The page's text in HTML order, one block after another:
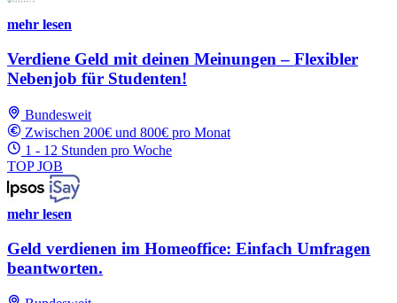
mehr lesen
Verdiene Geld mit deinen Meinungen – Flexibler
Nebenjob für Studenten!
Bundesweit
Zwischen 200€ und 800€ pro Monat
1 - 12 Stunden pro Woche
TOP JOB
mehr lesen
Geld verdienen im Homeoffice: Einfach Umfragen
beantworten.